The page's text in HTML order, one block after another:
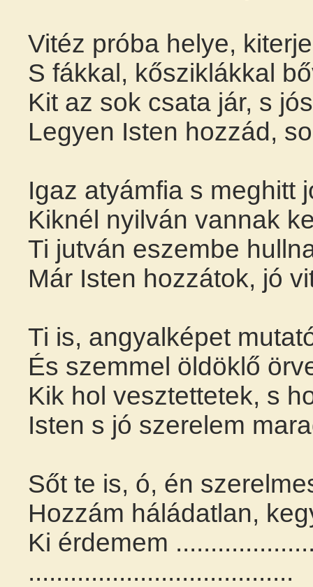
Vitéz próba helye,
S fákkal, kősziklákkal
Kit az sok csata jár, s
Legyen Isten hozzád,
Igaz atyámfia s meghitt
Kiknél nyilván vannak
Ti jutván eszembe
Már Isten hozzátok, jó
Ti is, angyalképet
És szemmel öldöklő
Kik hol vesztettetek, s
Isten s jó szerelem
Sőt te is, ó, én
Hozzám háládatlan,
Ki érdemem
......................................